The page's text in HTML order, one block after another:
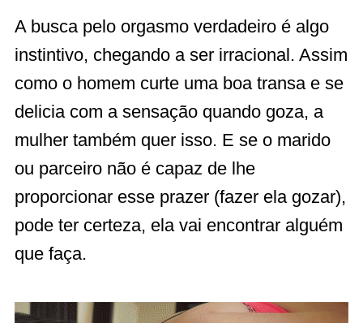
A busca pelo orgasmo verdadeiro é algo
instintivo, chegando a ser irracional. Assim
como o homem curte uma boa transa e se
delicia com a sensação quando goza, a
mulher também quer isso. E se o marido
ou parceiro não é capaz de lhe
proporcionar esse prazer (fazer ela gozar),
pode ter certeza, ela vai encontrar alguém
que faça.